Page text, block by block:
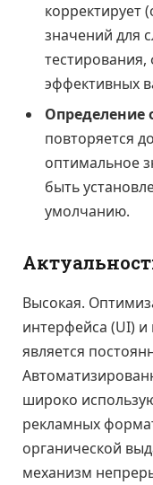
корректирует
значений для
тестирования,
эффективных
Определение
повторяется
оптимальное
быть
умолчанию.
Высокая.
интерфейса (UI) и
является
широко
рекламных
органической
механизм